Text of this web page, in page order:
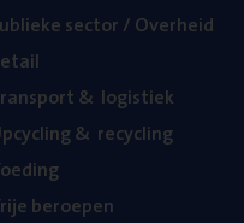
sec­tor / Overheid
& logistiek
& recycling
beroe­pen